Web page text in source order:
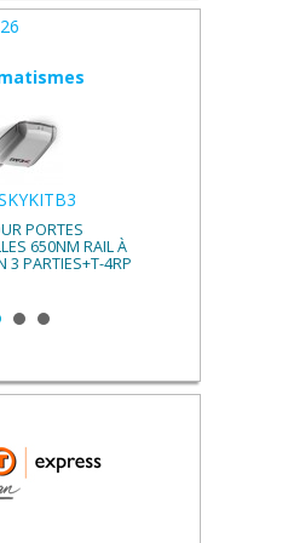
PORTES
650NM RAIL À
3 PARTIES+T-4RP